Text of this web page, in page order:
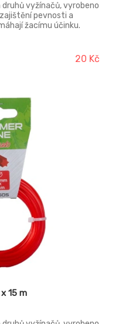
vyžínačů, vyrobeno
pevnosti a
žacímu účinku.
20 Kč
15 m